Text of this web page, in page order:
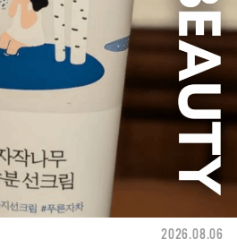
2026.08.06